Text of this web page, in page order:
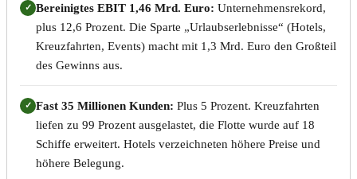
✓ Bereinigtes EBIT 1,46 Mrd. Euro: Unternehmensrekord,
plus 12,6 Prozent. Die Sparte „Urlaubserlebnisse“ (Hotels,
Kreuzfahrten, Events) macht mit 1,3 Mrd. Euro den Großteil
des Gewinns aus.
✓ Fast 35 Millionen Kunden: Plus 5 Prozent. Kreuzfahrten
liefen zu 99 Prozent ausgelastet, die Flotte wurde auf 18
Schiffe erweitert. Hotels verzeichneten höhere Preise und
höhere Belegung.